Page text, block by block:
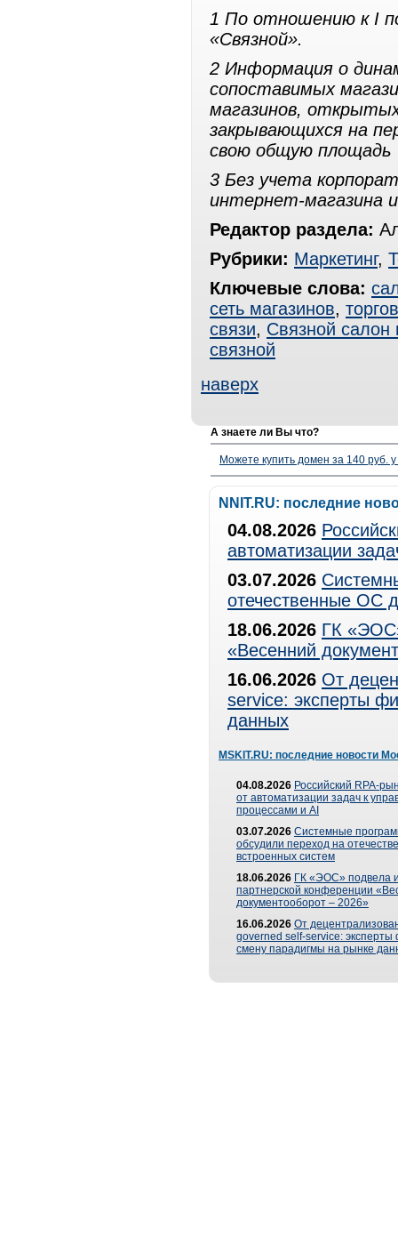
1 По отношению к I
«Связной».
2 Информация о
сопоставимых
магазинов,
закрывающихся на
свою общую площадь
3 Без учета
интернет-магазина
Редактор раздела:
Рубрики: Маркетинг,
Ключевые слова:
сеть магазинов,
связи, Связной салон
связной
наверх
А знаете ли Вы что?
Можете купить домен за 140 руб.
NNIT.RU: последние
04.08.2026
автоматизации
03.07.2026
отечественные ОС
18.06.2026 ГК
«Весенний
16.06.2026 От
service: эксперты
данных
MSKIT.RU: последние новости
04.08.2026 Российский RPA-
от автоматизации задач к
процессами и AI
03.07.2026 Системные
обсудили переход на
встроенных систем
18.06.2026 ГК «ЭОС» подвела
партнерской конференции
документооборот – 2026»
16.06.2026 От
governed self-service: эксперты
смену парадигмы на рынке